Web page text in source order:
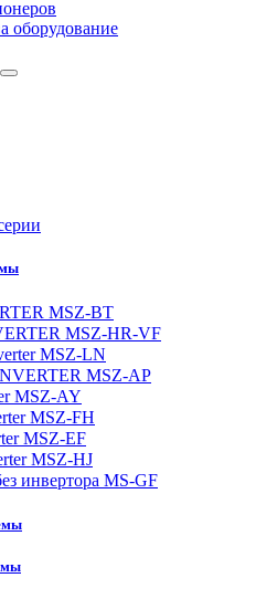
оборудование
MSZ-BT
MSZ-HR-VF
MSZ-LN
MSZ-AP
MSZ-AY
MSZ-FH
MSZ-EF
MSZ-HJ
инвертора MS-GF